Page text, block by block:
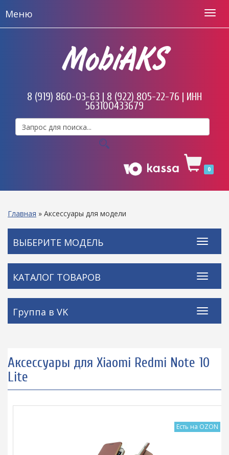
Меню
MobiAKS
8 (919) 860-03-63 | 8 (922) 805-22-76 | ИНН
563100433679
0
Главная » Аксессуары для модели
ВЫБЕРИТЕ МОДЕЛЬ
КАТАЛОГ ТОВАРОВ
Группа в VK
Аксессуары для Xiaomi Redmi Note 10
Lite
Есть на OZON